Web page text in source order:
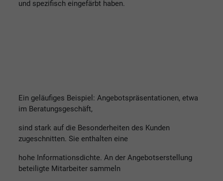
und spezifisch eingefärbt haben.
Ein geläufiges Beispiel: Angebotspräsentationen, etwa
im Beratungsgeschäft,
sind stark auf die Besonderheiten des Kunden
zugeschnitten. Sie enthalten eine
hohe Informationsdichte. An der Angebotserstellung
beteiligte Mitarbeiter sammeln